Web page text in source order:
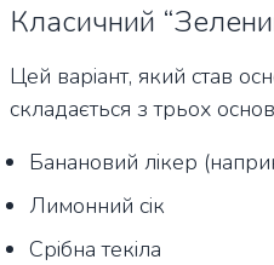
Класичний
Цей варіант, який став
складається з трьох
Банановий лікер
Лимонний сік
Срібна текіла